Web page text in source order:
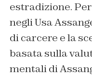
estradizione. Per
negli Usa
di carcere e la
basata sulla
mentali di